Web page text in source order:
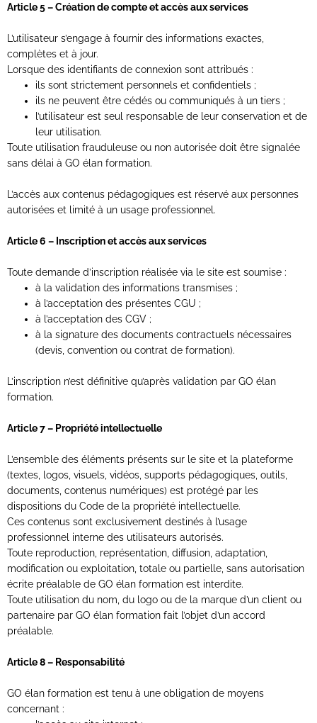
Article 5 – Création de compte et accès aux services
L’utilisateur s’engage à fournir des informations exactes,
complètes et à jour.
Lorsque des identifiants de connexion sont attribués :
ils sont strictement personnels et confidentiels ;
ils ne peuvent être cédés ou communiqués à un tiers ;
l’utilisateur est seul responsable de leur conservation et de
leur utilisation.
Toute utilisation frauduleuse ou non autorisée doit être signalée
sans délai à GO élan formation.
L’accès aux contenus pédagogiques est réservé aux personnes
autorisées et limité à un usage professionnel.
Article 6 – Inscription et accès aux services
Toute demande d’inscription réalisée via le site est soumise :
à la validation des informations transmises ;
à l’acceptation des présentes CGU ;
à l’acceptation des CGV ;
à la signature des documents contractuels nécessaires
(devis, convention ou contrat de formation).
L’inscription n’est définitive qu’après validation par GO élan
formation.
Article 7 – Propriété intellectuelle
L’ensemble des éléments présents sur le site et la plateforme
(textes, logos, visuels, vidéos, supports pédagogiques, outils,
documents, contenus numériques) est protégé par les
dispositions du Code de la propriété intellectuelle.
Ces contenus sont exclusivement destinés à l’usage
professionnel interne des utilisateurs autorisés.
Toute reproduction, représentation, diffusion, adaptation,
modification ou exploitation, totale ou partielle, sans autorisation
écrite préalable de GO élan formation est interdite.
Toute utilisation du nom, du logo ou de la marque d’un client ou
partenaire par GO élan formation fait l’objet d’un accord
préalable.
Article 8 – Responsabilité
GO élan formation est tenu à une obligation de moyens
concernant :